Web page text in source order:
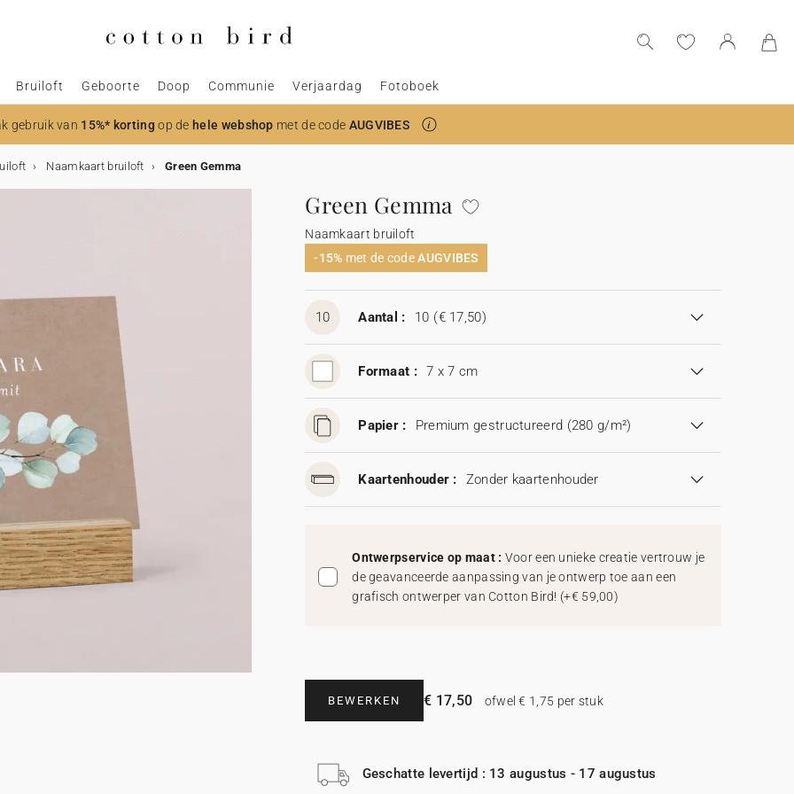
Bruiloft Geboorte Doop Communie Verjaardag Fotoboek
gebruik van 15%* kortingop dehele webshop met de code AUGVIBES
Naamkaart bruiloft Green Gemma
Green Gemma
Naamkaart bruiloft
-15% met de codeAUGVIBES
10 Aantal : 10 (€ 17,50)
Formaat : 7 x 7 cm
Papier : Premium gestructureerd (280 g/m²)
Kaartenhouder : Zonder kaartenhouder
Ontwerpservice op maat : Voor een unieke creatie vertrouw je
de geavanceerde aanpassing van je ontwerp toe aan een
grafisch ontwerper van Cotton Bird! (+€ 59,00)
BEWERKEN € 17,50 ofwel € 1,75 per stuk
Geschatte levertijd : 13 augustus - 17 augustus